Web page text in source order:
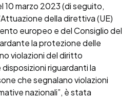
10 marzo 2023 (di seguito,
della direttiva (UE)
europeo e del Consiglio del
la protezione delle
violazioni del diritto
riguardanti la
che segnalano violazioni
nazionali”, è stata